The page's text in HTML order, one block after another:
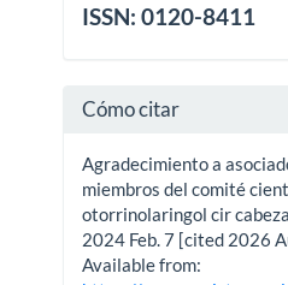
ISSN: 0120-8411
Cómo citar
Agradecimiento a
miembros del comité
otorrinolaringol cir
2024 Feb. 7 [cited 2026
Available from: